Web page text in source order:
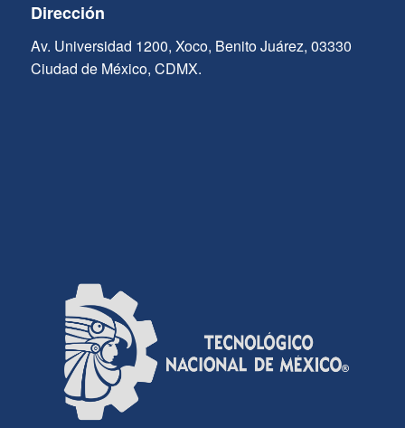
Dirección
Av. Universidad 1200, Xoco, Benito Juárez, 03330
Ciudad de México, CDMX.